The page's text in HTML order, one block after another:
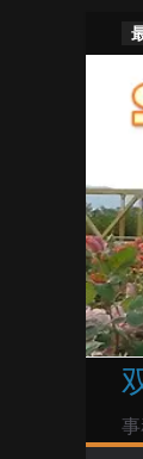
ン
へ
ス
キ
ッ
プ